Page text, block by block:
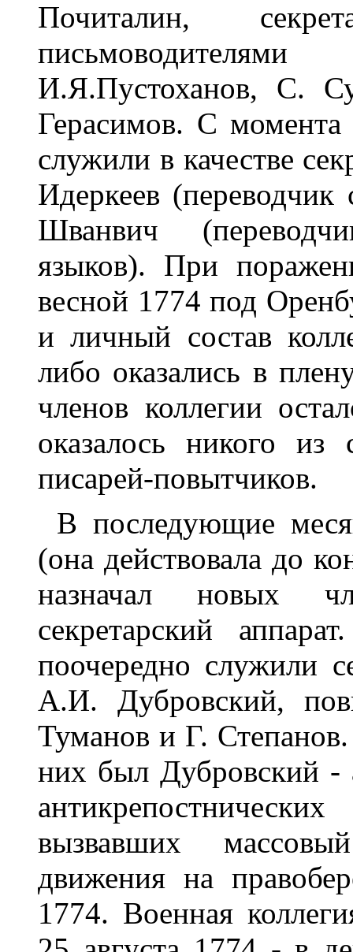
Почиталин,
И.Я.Пустоханов, С.
Герасимов. С момента
служили в качестве
Идеркеев
Шванвич
языков). При
весной 1774 под
и личный состав
либо оказались в
членов коллегии
оказалось никого из
писарей-повытчиков.
В последующие
(она действовала до
назначал новых
секретарский
поочередно служили
А.И. Дубровский,
Туманов и Г.
них был Дубровский -
вызвавших
движения на
1774. Военная